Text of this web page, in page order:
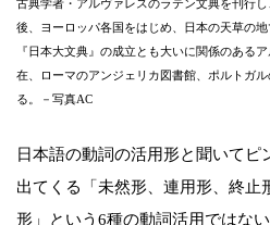
古典学者・アルヴァレスのラテン文典を刊行
後、ヨーロッパ各国をはじめ、日本の天草の
『日本大文典』の成立とも大いに関係のある
在、ローマのアンジェリカ図書館、ポルトガ
る。－写真AC
日本語の動詞の活用形と聞いてピ
出てくる「未然形、連用形、終止
形」という6種の動詞活用ではな